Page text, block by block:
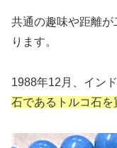
共通の趣味や距離
ります。
1988年12月、イン
石であるトルコ石を